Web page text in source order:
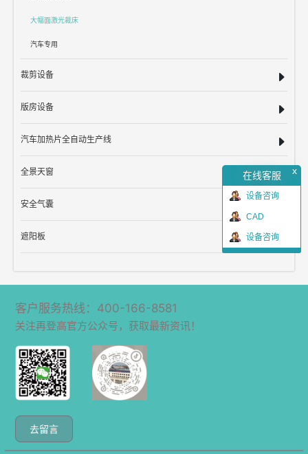
在线客服 x
设备咨询
CAD
设备咨询
大幅面激光裁床
汽车专用
裁剪设备
版房设备
汽车加热片全自动生产线
全景天窗
安全气囊
遮阳板
客户服务热线：400-166-8581
关注再登高官方公众号，获取最新资讯！
去留言